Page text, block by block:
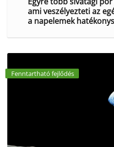
ami veszélyezteti az
a napelemek
Fenntartható fejlődés